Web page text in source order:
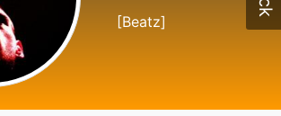
[Beatz]